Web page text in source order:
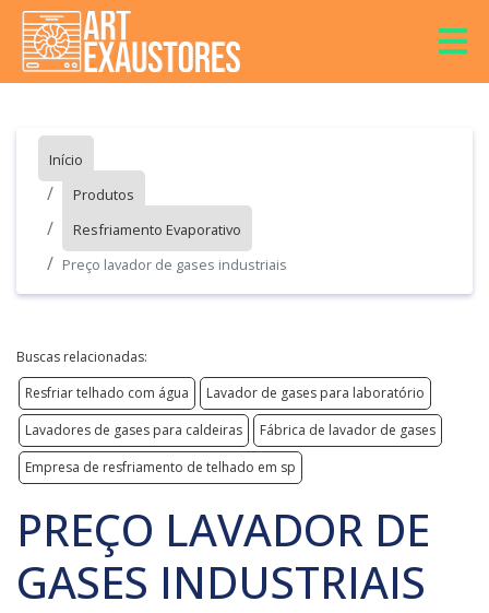
Início
Produtos
Resfriamento Evaporativo
Preço lavador de gases industriais
Buscas relacionadas:
Resfriar telhado com água
Lavador de gases para laboratório
Lavadores de gases para caldeiras
Fábrica de lavador de gases
Empresa de resfriamento de telhado em sp
PREÇO LAVADOR DE
GASES INDUSTRIAIS